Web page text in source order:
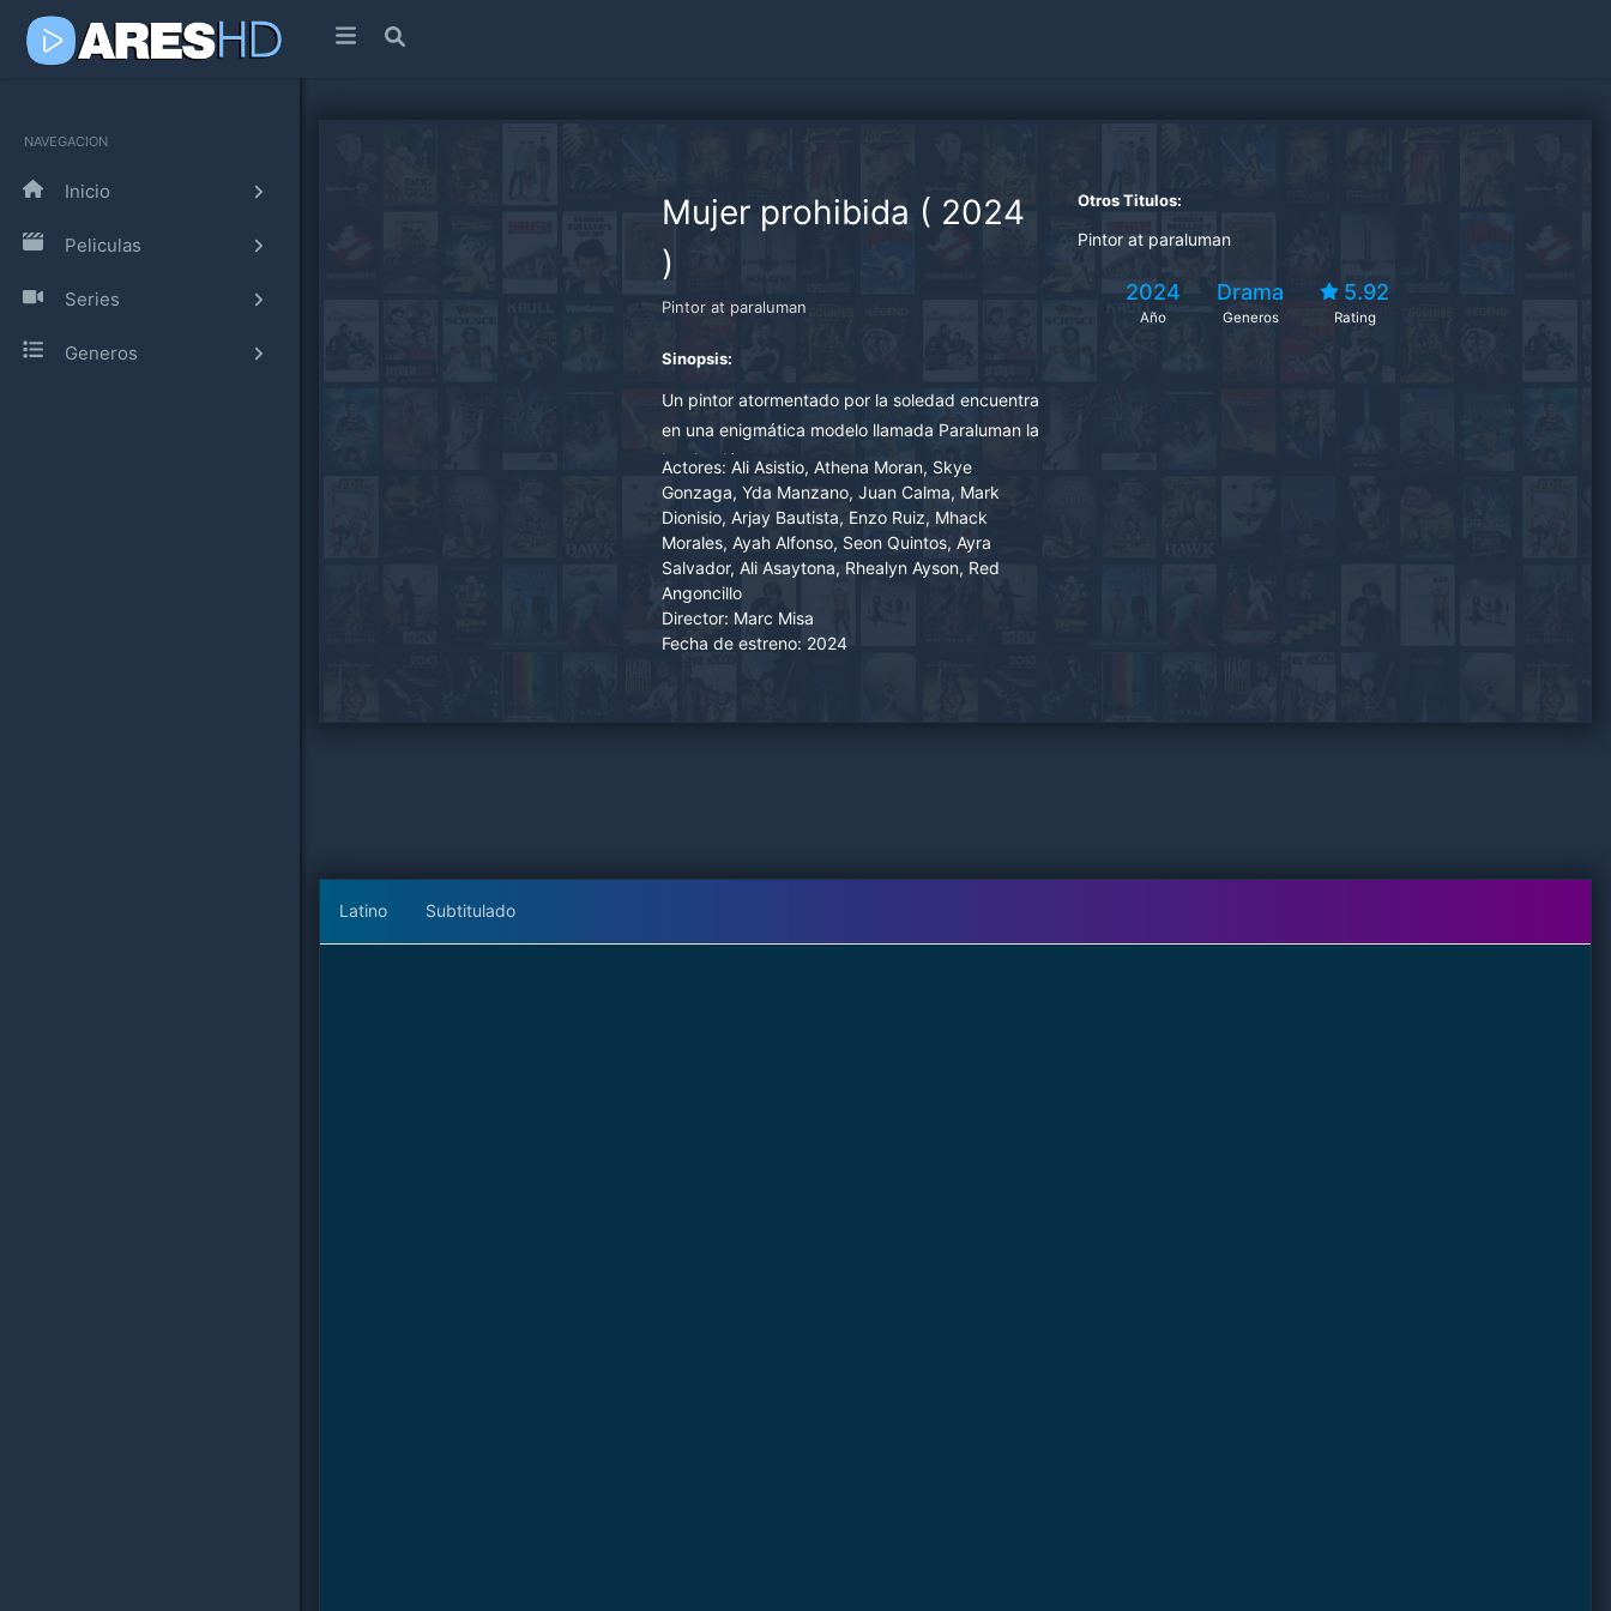
NAVEGACION
Inicio
Peliculas
Series
Generos
Mujer prohibida ( 2024
)
Pintor at paraluman
Sinopsis:
Un pintor atormentado por la soledad encuentra
en una enigmática modelo llamada Paraluman la
inspiración para sus desnudos, pero su
fascinación choca con la extraña regla de ella:
no puede ser tocada
Actores: Ali Asistio, Athena Moran, Skye
Gonzaga, Yda Manzano, Juan Calma, Mark
Dionisio, Arjay Bautista, Enzo Ruiz, Mhack
Morales, Ayah Alfonso, Seon Quintos, Ayra
Salvador, Ali Asaytona, Rhealyn Ayson, Red
Angoncillo
Director: Marc Misa
Fecha de estreno: 2024
Otros Titulos:
Pintor at paraluman
2024
Año
Drama
Generos
5.92
Rating
Latino Subtitulado